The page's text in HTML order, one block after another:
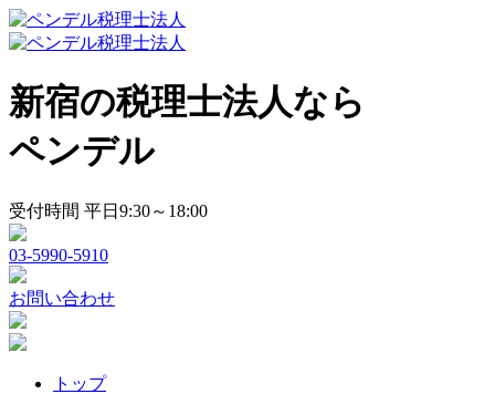
新宿の税理士法人なら
ペンデル
受付時間 平日9:30～18:00
03-5990-5910
お問い合わせ
トップ